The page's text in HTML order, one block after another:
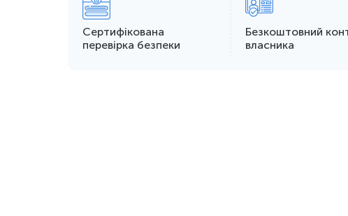
Сертифікована
перевірка безпеки
Безкоштовний
власника